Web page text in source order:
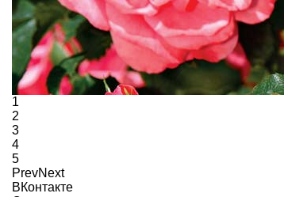
1
2
3
4
5
PrevNext
ВКонтакте